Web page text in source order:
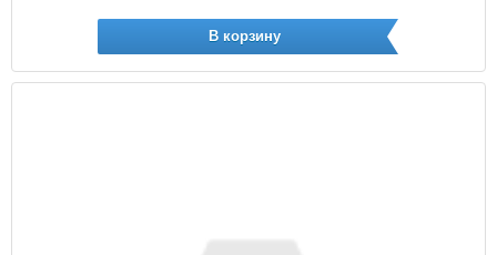
В корзину